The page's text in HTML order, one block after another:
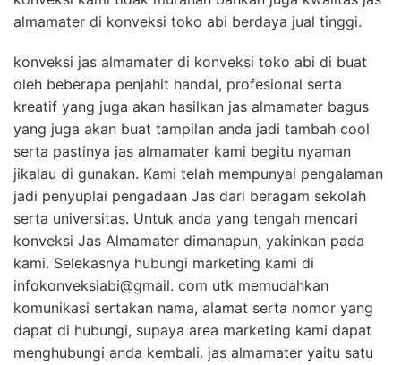
almamater di konveksi toko abi berdaya jual tinggi.
konveksi jas almamater di konveksi toko abi di buat
oleh beberapa penjahit handal, profesional serta
kreatif yang juga akan hasilkan jas almamater bagus
yang juga akan buat tampilan anda jadi tambah cool
serta pastinya jas almamater kami begitu nyaman
jikalau di gunakan. Kami telah mempunyai pengalaman
jadi penyuplai pengadaan Jas dari beragam sekolah
serta universitas. Untuk anda yang tengah mencari
konveksi Jas Almamater dimanapun, yakinkan pada
kami. Selekasnya hubungi marketing kami di
infokonveksiabi@gmail. com utk memudahkan
komunikasi sertakan nama, alamat serta nomor yang
dapat di hubungi, supaya area marketing kami dapat
menghubungi anda kembali. jas almamater yaitu satu